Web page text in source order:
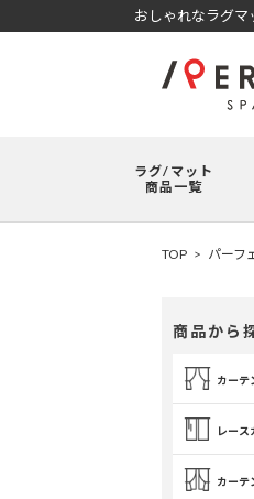
おしゃれなラグマ
ラグ/マット
商品一覧
TOP パーフ
商品から
カーテ
レース
カーテ